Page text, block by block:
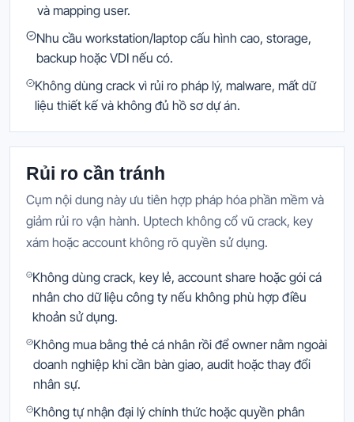
và mapping user.
Nhu cầu workstation/laptop cấu hình cao, storage,
backup hoặc VDI nếu có.
Không dùng crack vì rủi ro pháp lý, malware, mất dữ
liệu thiết kế và không đủ hồ sơ dự án.
Rủi ro cần tránh
Cụm nội dung này ưu tiên hợp pháp hóa phần mềm và
giảm rủi ro vận hành. Uptech không cổ vũ crack, key
xám hoặc account không rõ quyền sử dụng.
Không dùng crack, key lẻ, account share hoặc gói cá
nhân cho dữ liệu công ty nếu không phù hợp điều
khoản sử dụng.
Không mua bằng thẻ cá nhân rồi để owner nằm ngoài
doanh nghiệp khi cần bàn giao, audit hoặc thay đổi
nhân sự.
Không tự nhận đại lý chính thức hoặc quyền phân